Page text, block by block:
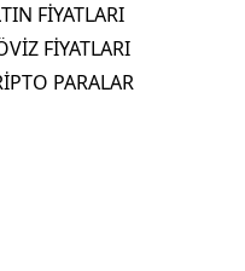
FİYATLARI
FİYATLARI
PARALAR